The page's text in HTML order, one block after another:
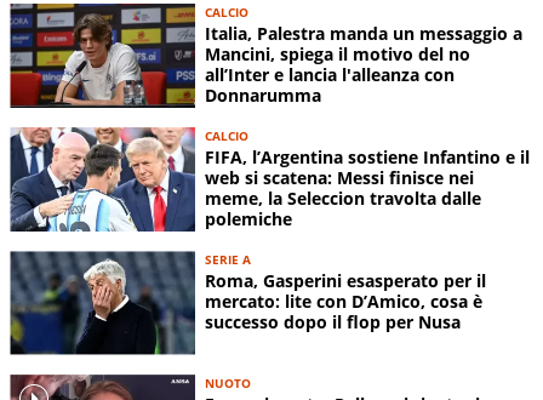
CALCIO
Italia, Palestra manda un messaggio a
Mancini, spiega il motivo del no
all’Inter e lancia l'alleanza con
Donnarumma
CALCIO
FIFA, l’Argentina sostiene Infantino e il
web si scatena: Messi finisce nei
meme, la Seleccion travolta dalle
polemiche
SERIE A
Roma, Gasperini esasperato per il
mercato: lite con D’Amico, cosa è
successo dopo il flop per Nusa
NUOTO